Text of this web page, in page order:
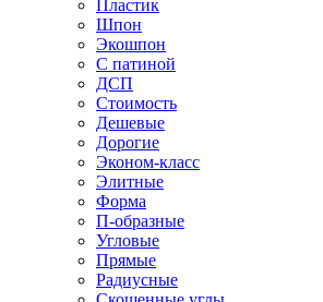
Пластик
Шпон
Экошпон
С патиной
ДСП
Стоимость
Дешевые
Дорогие
Эконом-класс
Элитные
Форма
П-образные
Угловые
Прямые
Радиусные